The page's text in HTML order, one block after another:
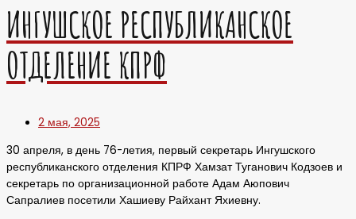
ИНГУШСКОЕ РЕСПУБЛИКАНСКОЕ
ОТДЕЛЕНИЕ КПРФ
2 мая, 2025
30 апреля, в день 76-летия, первый секретарь Ингушского
республиканского отделения КПРФ Хамзат Туганович Кодзоев и
секретарь по организационной работе Адам Аюпович
Сапралиев посетили Хашиеву Райхант Яхиевну.